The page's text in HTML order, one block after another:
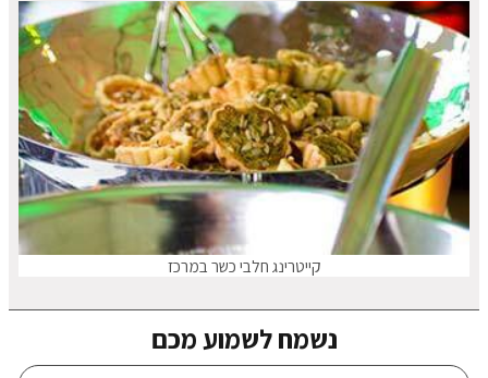
קייטרינג חלבי כשר במרכז
נשמח לשמוע מכם